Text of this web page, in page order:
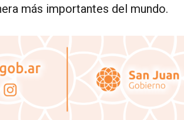
más importantes del mundo.